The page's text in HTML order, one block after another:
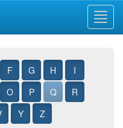
F G H
I
O P Q
R
Y Z